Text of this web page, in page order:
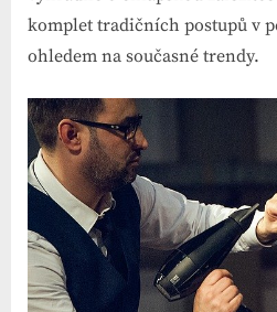
komplet tradičních postupů v
ohledem na současné trendy.